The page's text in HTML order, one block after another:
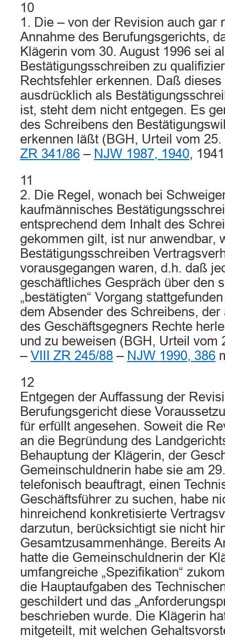
10
1. Die – von der Revision auch gar
Annahme des Berufungsgerichts,
Klägerin vom 30. August 1996 sei
Bestätigungsschreiben zu
Rechtsfehler erkennen. Daß
ausdrücklich als
ist, steht dem nicht entgegen. Es
des Schreibens den
erkennen läßt (BGH, Urteil vom
ZR 341/86 – NJW 1987, 1940,
11
2. Die Regel, wonach bei
kaufmännisches
entsprechend dem Inhalt des
gekommen gilt, ist nur anwendbar,
Bestätigungsschreiben
vorausgegangen waren, d.h. daß
geschäftliches Gespräch über den
„bestätigten“ Vorgang
dem Absender des Schreibens,
des Geschäftsgegners Rechte
und zu beweisen (BGH, Urteil vom
– VIII ZR 245/88 – NJW 1990, 386
12
Entgegen der Auffassung der
Berufungsgericht diese
für erfüllt angesehen. Soweit die
an die Begründung des
Behauptung der Klägerin, der
Gemeinschuldnerin habe sie am
telefonisch beauftragt, einen
Geschäftsführer zu suchen, habe
hinreichend konkretisierte
darzutun, berücksichtigt sie nicht
Gesamtzusammenhänge. Bereits
hatte die Gemeinschuldnerin der
umfangreiche „Spezifikation“
die Hauptaufgaben des
geschildert und das
beschrieben wurde. Die Klägerin
mitgeteilt, mit welchen